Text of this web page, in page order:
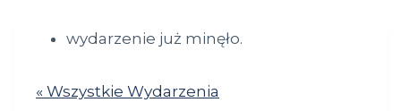
wydarzenie już minęło.
« Wszystkie Wydarzenia